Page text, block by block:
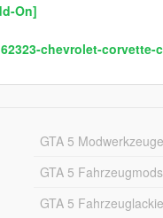
On]
chevrolet-corvette-
GTA 5 Modwerkzeuge
GTA 5 Fahrzeugmods
GTA 5